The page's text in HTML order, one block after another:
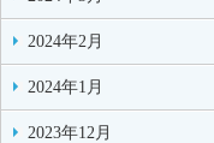
2024年2月
2024年1月
2023年12月